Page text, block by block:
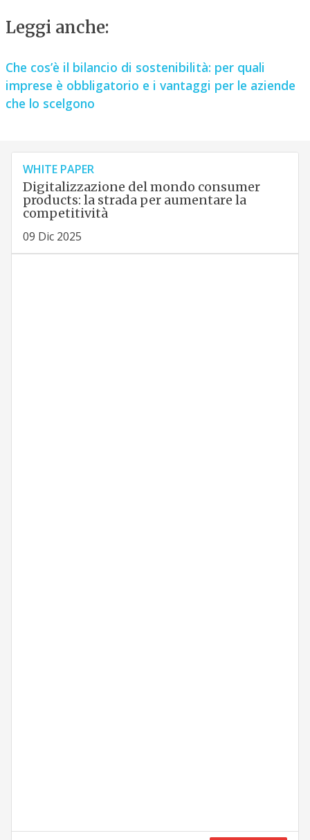
Leggi anche:
Che cos’è il bilancio di sostenibilità: per quali
imprese è obbligatorio e i vantaggi per le aziende
che lo scelgono
WHITE PAPER
Digitalizzazione del mondo consumer
products: la strada per aumentare la
competitività
09 Dic 2025